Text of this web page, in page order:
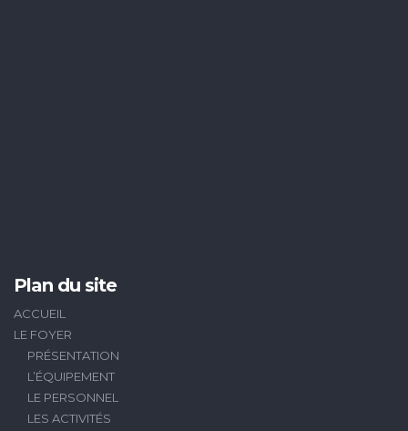
Plan du site
ACCUEIL
LE FOYER
PRÉSENTATION
L’ÉQUIPEMENT
LE PERSONNEL
LES ACTIVITÉS